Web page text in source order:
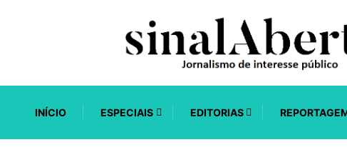
INÍCIO ESPECIAIS EDITORIAS